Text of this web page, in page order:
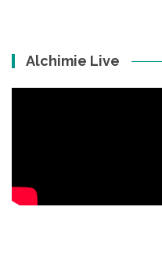
Alchimie Live